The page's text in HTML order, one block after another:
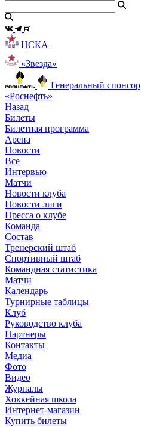
ЦСКА
«Звезда»
Генеральный спонсор
«Роснефть»
Назад
Билеты
Билетная программа
Арена
Новости
Все
Интервью
Матчи
Новости клуба
Новости лиги
Пресса о клубе
Команда
Состав
Тренерский штаб
Спортивный штаб
Командная статистика
Матчи
Календарь
Турнирные таблицы
Клуб
Руководство клуба
Партнеры
Контакты
Медиа
Фото
Видео
Журналы
Хоккейная школа
Интернет-магазин
Купить билеты